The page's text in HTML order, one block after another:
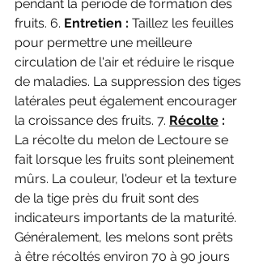
pendant la période de formation des
fruits. 6. Entretien : Taillez les feuilles
pour permettre une meilleure
circulation de l'air et réduire le risque
de maladies. La suppression des tiges
latérales peut également encourager
la croissance des fruits. 7. Récolte :
La récolte du melon de Lectoure se
fait lorsque les fruits sont pleinement
mûrs. La couleur, l'odeur et la texture
de la tige près du fruit sont des
indicateurs importants de la maturité.
Généralement, les melons sont prêts
à être récoltés environ 70 à 90 jours